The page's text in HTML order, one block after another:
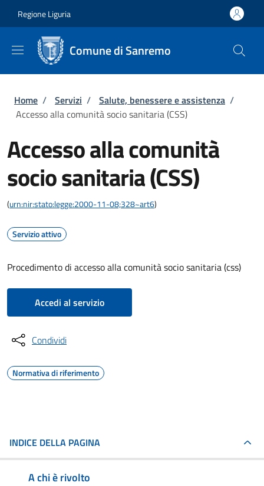
Regione Liguria
Comune di Sanremo
Briciole di pane
Home / Servizi / Salute, benessere e assistenza /
Accesso alla comunità socio sanitaria (CSS)
Accesso alla comunità
socio sanitaria (CSS)
(urn:nir:stato:legge:2000-11-08;328~art6)
Servizio attivo
Procedimento di accesso alla comunità socio sanitaria (css)
Accedi al servizio
Condividi
Normativa di riferimento
INDICE DELLA PAGINA
A chi è rivolto